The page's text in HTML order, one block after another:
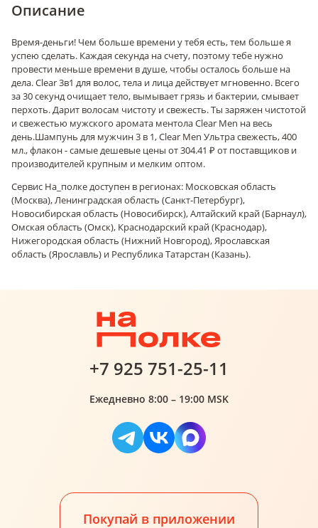
Описание
Время-деньги! Чем больше времени у тебя есть, тем больше я
успею сделать. Каждая секунда на счету, поэтому тебе нужно
провести меньше времени в душе, чтобы осталось больше на
дела. Clear 3в1 для волос, тела и лица действует мгновенно. Всего
за 30 секунд очищает тело, вымывает грязь и бактерии, смывает
перхоть. Дарит волосам чистоту и свежесть. Ты заряжен чистотой
и свежестью мужского аромата ментола Clear Men на весь
день.Шампунь для мужчин 3 в 1, Clear Men Ультра свежесть, 400
мл., флакон - самые дешевые цены от 304.41 ₽ от поставщиков и
производителей крупным и мелким оптом.
Сервис На_полке доступен в регионах: Московская область
(Москва), Ленинградская область (Санкт-Петербург),
Новосибирская область (Новосибирск), Алтайский край (Барнаул),
Омская область (Омск), Краснодарский край (Краснодар),
Нижегородская область (Нижний Новгород), Ярославская
область (Ярославль) и Республика Татарстан (Казань).
+7 925 751-25-11
Ежедневно 8:00 – 19:00 MSK
Покупай в приложении